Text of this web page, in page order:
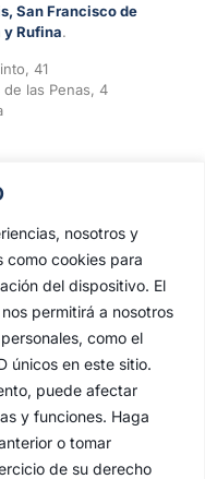
nosotros y
como cookies para
del dispositivo. El
permitirá a nosotros
como el
únicos en este sitio.
puede afectar
y funciones. Haga
o tomar
de su derecho
San Francisco de
y Rufina.
41
las Penas, 4